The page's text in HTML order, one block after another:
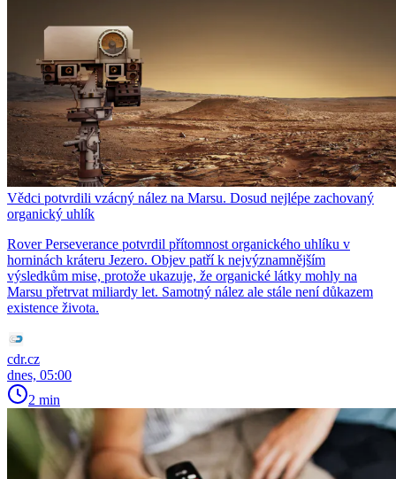
Vědci potvrdili vzácný nález na Marsu. Dosud nejlépe zachovaný
organický uhlík
Rover Perseverance potvrdil přítomnost organického uhlíku v
horninách kráteru Jezero. Objev patří k nejvýznamnějším
výsledkům mise, protože ukazuje, že organické látky mohly na
Marsu přetrvat miliardy let. Samotný nález ale stále není důkazem
existence života.
cdr.cz
dnes, 05:00
2 min